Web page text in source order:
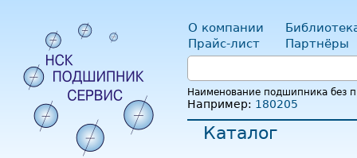
О компании
Прайс-лист
Партнёры
Наименование подшипника без
Например: 180205
Каталог